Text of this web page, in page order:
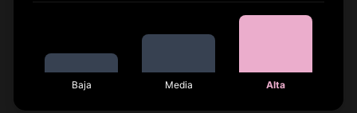
Baja Media Alta